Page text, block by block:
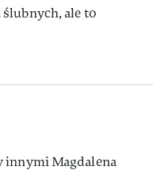
ślubnych, ale to
innymi Magdalena